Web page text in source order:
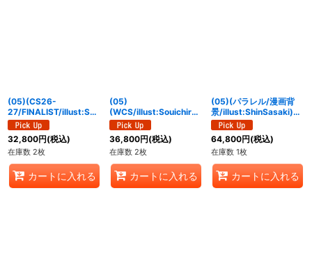
(05)(CS26-
27/FINALIST/illust:Su
miakiKaku)サクヤモ
ン：巫女モード【SR】
{ST22-06}《黄》
32,800円(税込)
在庫数 2枚
カートに入れる
(05)
(WCS/illust:Souichirou
Gunjima)メタルグレイ
モン【R】{BT21-061}
《黒》
36,800円(税込)
在庫数 2枚
カートに入れる
(05)(パラレル/漫画背
景/illust:ShinSasaki)メ
デューサモン【SP】
{EX11-012}《赤》
64,800円(税込)
在庫数 1枚
カートに入れる